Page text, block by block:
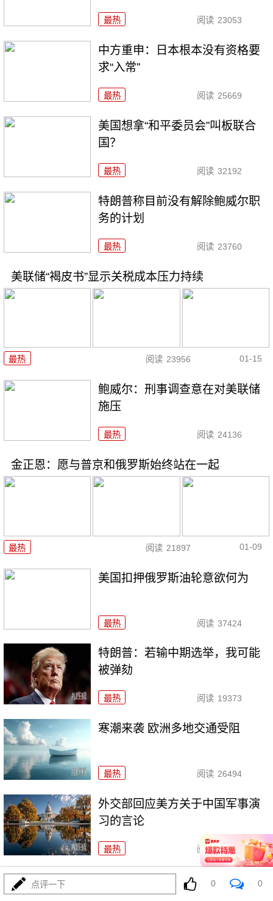
最热 阅读 23053
中方重申：日本根本没有资格要
求“入常”
最热 阅读 25669
美国想拿“和平委员会”叫板联合
国？
最热 阅读 32192
特朗普称目前没有解除鲍威尔职
务的计划
最热 阅读 23760
美联储“褐皮书”显示关税成本压力持续
最热 阅读 23956 01-15
鲍威尔：刑事调查意在对美联储
施压
最热 阅读 24136
金正恩：愿与普京和俄罗斯始终站在一起
最热 阅读 21897 01-09
美国扣押俄罗斯油轮意欲何为
最热 阅读 37424
特朗普：若输中期选举，我可能
被弹劾
最热 阅读 19373
寒潮来袭 欧洲多地交通受阻
最热 阅读 26494
外交部回应美方关于中国军事演
习的言论
最热 阅读 22589
中缅泰联合开展清剿缅甸妙瓦底
地区赌诈园区行动
点评一下 0 0